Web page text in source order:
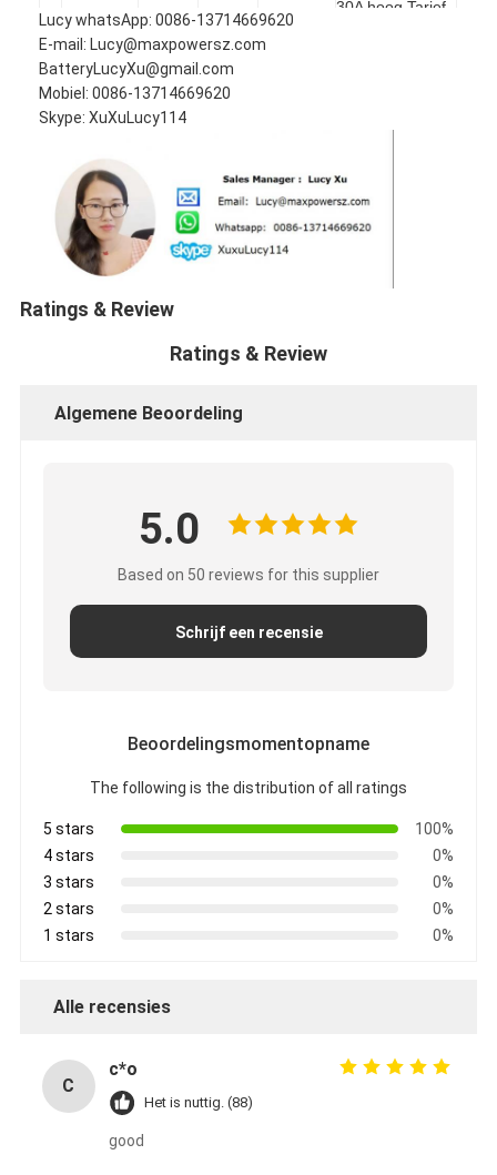
12 Sony 18650 VTC5 2500.00
30A hoog Tarief
13 Sony 18650 VTC5A
14 Sony 18650
Lucy whatsApp: 0086-13714669620
E-mail: Lucy@maxpowersz.com
BatteryLucyXu@gmail.com
Mobiel: 0086-13714669620
Skype: XuXuLucy114
Ratings & Review
Ratings & Review
Algemene Beoordeling
5.0
Based on 50 reviews for this supplier
Schrijf een recensie
Beoordelingsmomentopname
The following is the distribution of all ratings
5 stars
100%
4 stars
0%
3 stars
0%
2 stars
0%
1 stars
0%
Alle recensies
C
c*o
Het is nuttig. (88)
good